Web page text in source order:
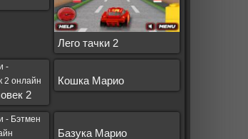
Лего тачки 2
2
Кошка Марио
Базука Марио